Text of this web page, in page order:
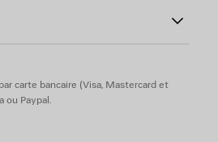
carte bancaire (Visa, Mastercard et
ou Paypal.